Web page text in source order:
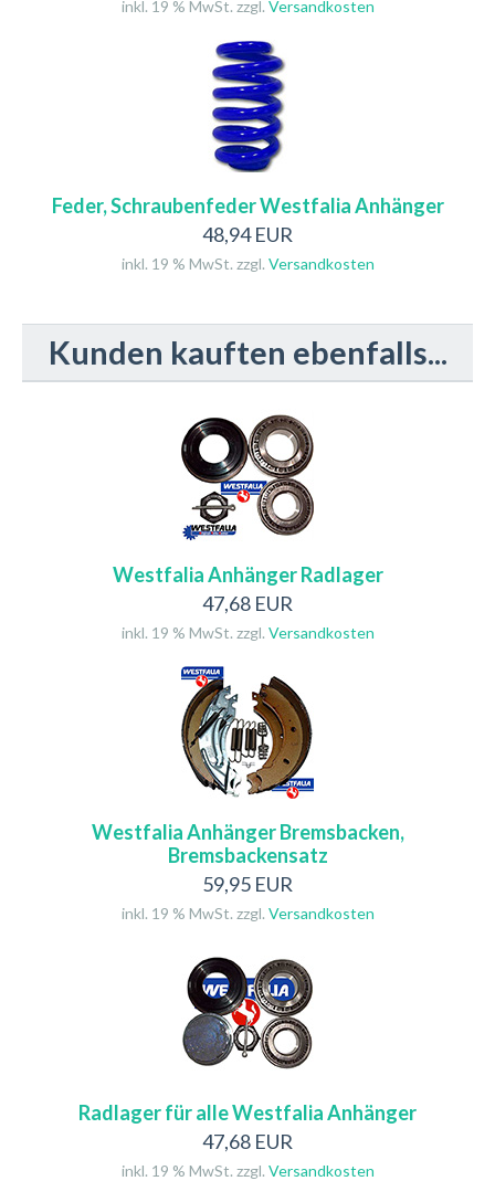
inkl. 19 % MwSt. zzgl. Versandkosten
Feder, Schraubenfeder Westfalia Anhänger
48,94 EUR
inkl. 19 % MwSt. zzgl. Versandkosten
Kunden kauften ebenfalls...
Westfalia Anhänger Radlager
47,68 EUR
inkl. 19 % MwSt. zzgl. Versandkosten
Westfalia Anhänger Bremsbacken,
Bremsbackensatz
59,95 EUR
inkl. 19 % MwSt. zzgl. Versandkosten
Radlager für alle Westfalia Anhänger
47,68 EUR
inkl. 19 % MwSt. zzgl. Versandkosten